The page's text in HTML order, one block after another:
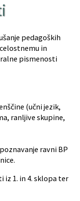
pedagoških
in
pismenosti
(učni jezik,
ranljive skupine,
ravni BP
iz 1. in 4. sklopa ter